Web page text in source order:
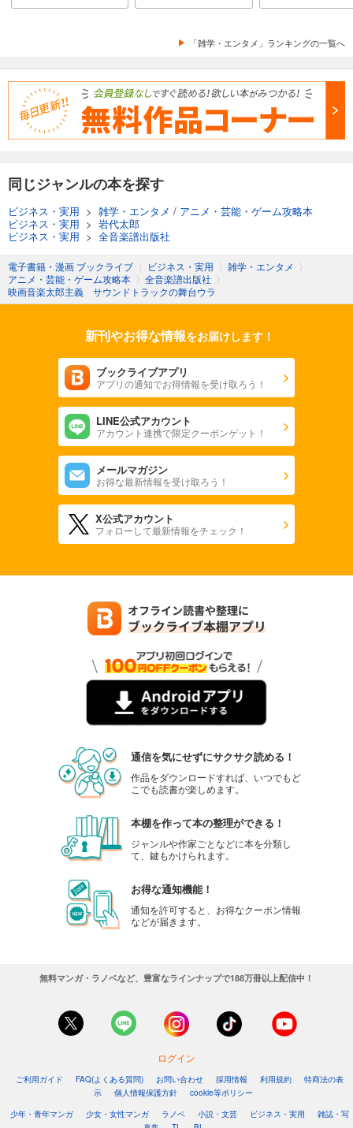
「雑学・エンタメ」ランキングの一覧へ
同じジャンルの本を探す
ビジネス・実用 > 雑学・エンタメ / アニメ・芸能・ゲーム攻略本
ビジネス・実用 > 岩代太郎
ビジネス・実用 > 全音楽譜出版社
電子書籍・漫画 ブックライブ 〉 ビジネス・実用 〉 雑学・エンタメ 〉
アニメ・芸能・ゲーム攻略本 〉 全音楽譜出版社 〉
映画音楽太郎主義 サウンドトラックの舞台ウラ
新刊やお得な情報をお届けします！
ブックライブアプリ
アプリの通知でお得情報を受け取ろう！
LINE公式アカウント
アカウント連携で限定クーポンゲット！
メールマガジン
お得な最新情報を受け取ろう！
X公式アカウント
フォローして最新情報をチェック！
通信を気にせずにサクサク読める！
作品をダウンロードすれば、いつでもど
こでも読書が楽しめます。
本棚を作って本の整理ができる！
ジャンルや作家ごとなどに本を分類し
て、鍵もかけられます。
お得な通知機能！
通知を許可すると、お得なクーポン情報
などが届きます。
無料マンガ・ラノベなど、豊富なラインナップで188万冊以上配信中！
ログイン
ご利用ガイド FAQ(よくある質問) お問い合わせ 採用情報 利用規約
特商法の表
示
個人情報保護方針
cookie等ポリシー
少年・青年マンガ
少女・女性マンガ ラノベ 小説・文芸 ビジネス・実用
雑誌・写